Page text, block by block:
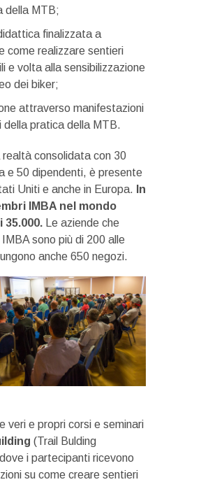
della MTB;
finalizzata a
come realizzare sentieri
e volta alla sensibilizzazione
dei biker;
attraverso manifestazioni
della pratica della MTB.
realtà consolidata con 30
e 50 dipendenti, è presente
Uniti e anche in Europa.
In
IMBA nel mondo
35.000. Le aziende che
sono più di 200 alle
anche 650 negozi.
veri e propri corsi e seminari
(Trail Bulding
i partecipanti ricevono
su come creare sentieri